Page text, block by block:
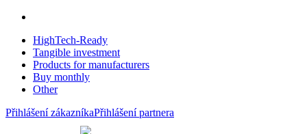
HighTech-Ready
Tangible investment
Products for manufacturers
Buy monthly
Other
Přihlášení zákazníkaPřihlášení partnera